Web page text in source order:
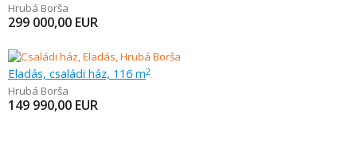
Hrubá Borša
299 000,00 EUR
Eladás, családi ház, 116 m2
Hrubá Borša
149 990,00 EUR